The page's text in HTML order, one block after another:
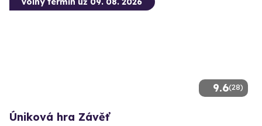
9.6(28)
Úniková hra Závěť